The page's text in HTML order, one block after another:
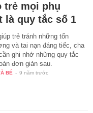
trẻ mọi phụ
là quy tắc số 1
trẻ tránh những tổn
và tai nạn đáng tiếc, cha
ghi nhớ những quy tắc
đơn giản sau.
BÉ - 9 năm trước